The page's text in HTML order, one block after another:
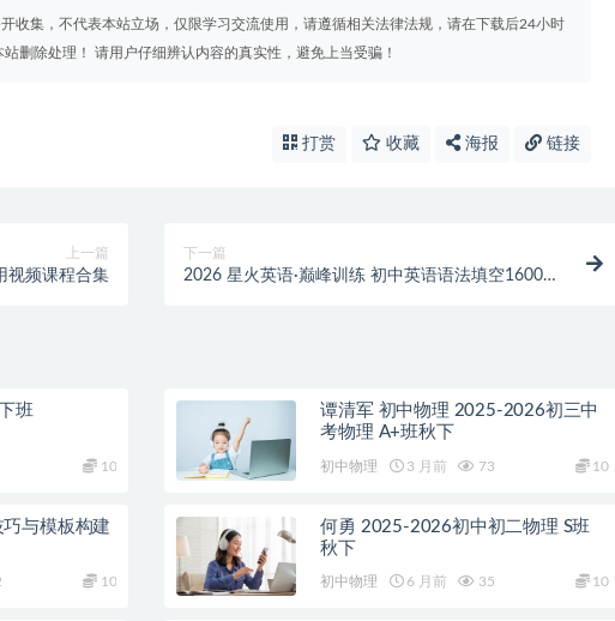
收集，不代表本站立场，仅限学习交流使用，请遵循相关法律法规，请在下载后24小时
删除处理！ 请用户仔细辨认内容的真实性，避免上当受骗！
打赏 收藏 海报 链接
上一篇
视频课程合集
下一篇
2026 星火英语·巅峰训练 初中英语语法填空1600题
下班
10
谭清军 初中物理 2025-2026初三中
考物理 A+班秋下
初中物理 3 月前 73 10
与模板构建
10
何勇 2025-2026初中初二物理 S班
秋下
初中物理 6 月前 35 10